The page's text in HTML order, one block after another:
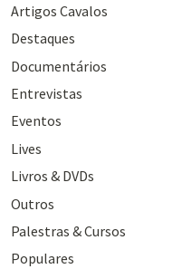
Artigos Cavalos
Destaques
Documentários
Entrevistas
Eventos
Lives
Livros & DVDs
Outros
Palestras & Cursos
Populares